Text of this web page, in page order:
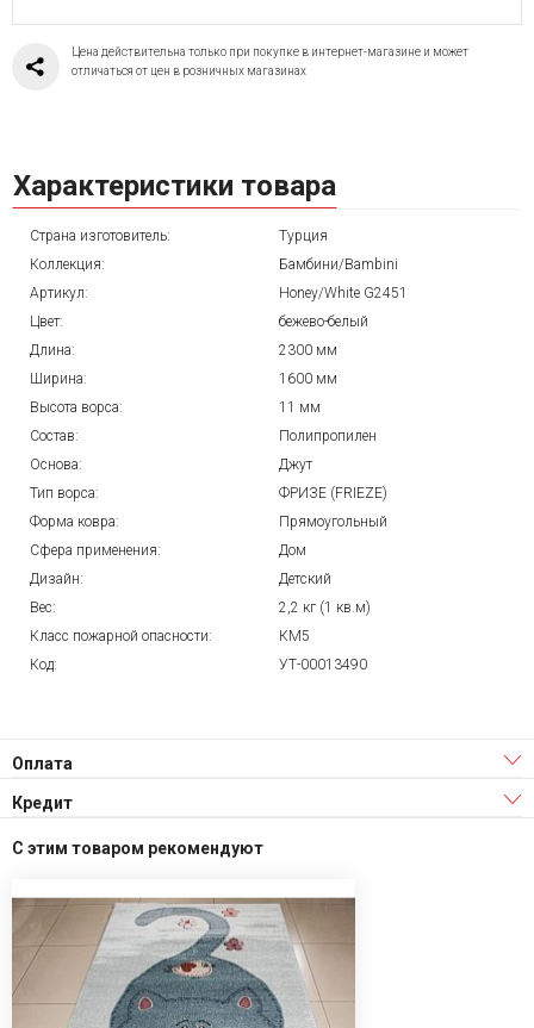
Цена действительна только при покупке в интернет-магазине и может
отличаться от цен в розничных магазинах
Характеристики товара
Страна изготовитель:
Турция
Коллекция:
Бамбини/Bambini
Артикул:
Honey/White G2451
Цвет:
бежево-белый
Длина:
2300 мм
Ширина:
1600 мм
Высота ворса:
11 мм
Состав:
Полипропилен
Основа:
Джут
Тип ворса:
ФРИЗЕ (FRIEZE)
Форма ковра:
Прямоугольный
Сфера применения:
Дом
Дизайн:
Детский
Вес:
2,2 кг (1 кв.м)
Класс пожарной опасности:
КМ5
Код:
УТ-00013490
Оплата
Кредит
С этим товаром рекомендуют